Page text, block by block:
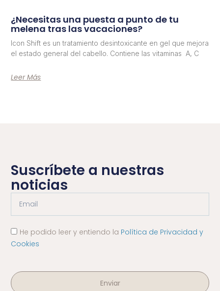
¿Necesitas una puesta a punto de tu
melena tras las vacaciones?
Icon Shift es un tratamiento desintoxicante en gel que mejora
el estado general del cabello. Contiene las vitaminas A, C
Leer Más
Suscríbete a nuestras
noticias
He podido leer y entiendo la Política de Privacidad y
Cookies
Enviar